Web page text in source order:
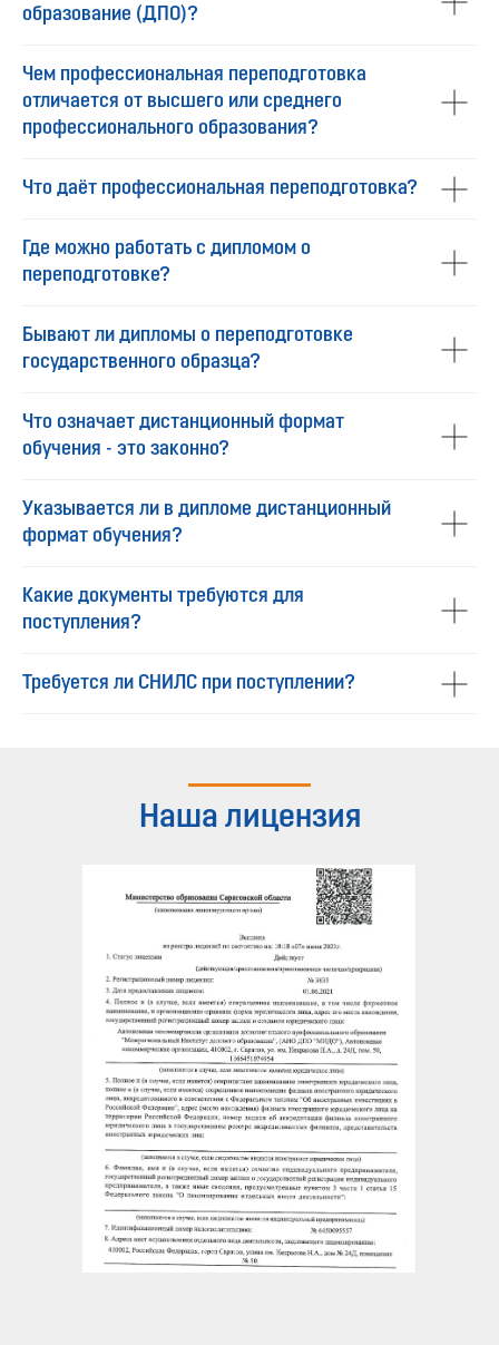
образование (ДПО)?
Чем профессиональная переподготовка
отличается от высшего или среднего
профессионального образования?
Что даёт профессиональная переподготовка?
Где можно работать с дипломом о
переподготовке?
Бывают ли дипломы о переподготовке
государственного образца?
Что означает дистанционный формат
обучения - это законно?
Указывается ли в дипломе дистанционный
формат обучения?
Какие документы требуются для
поступления?
Требуется ли СНИЛС при поступлении?
Наша лицензия